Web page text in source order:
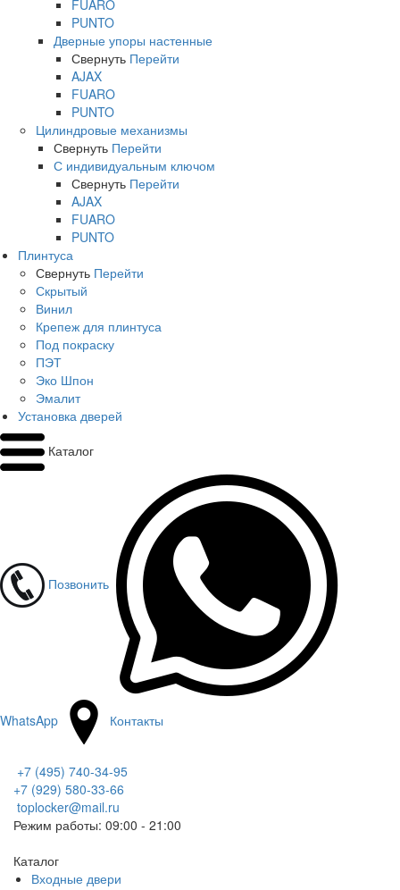
FUARO
PUNTO
Дверные упоры настенные
Свернуть Перейти
AJAX
FUARO
PUNTO
Цилиндровые механизмы
Свернуть Перейти
С индивидуальным ключом
Свернуть Перейти
AJAX
FUARO
PUNTO
Плинтуса
Свернуть Перейти
Скрытый
Винил
Крепеж для плинтуса
Под покраску
ПЭТ
Эко Шпон
Эмалит
Установка дверей
Каталог
Позвонить
WhatsApp Контакты
+7 (495) 740-34-95
+7 (929) 580-33-66
toplocker@mail.ru
Режим работы: 09:00 - 21:00
Каталог
Входные двери